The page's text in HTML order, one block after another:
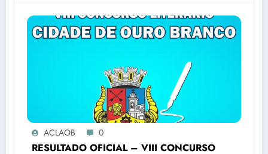
ACLAOB 0
RESULTADO OFICIAL – VIII CONCURSO